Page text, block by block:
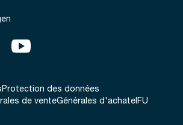
Protection des données
de venteGénérales d'achateIFU